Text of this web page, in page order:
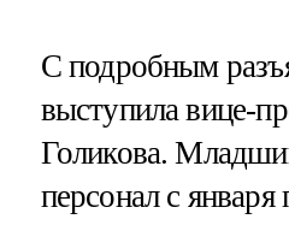
С подробным
выступила вице-
Голикова.
персонал с января